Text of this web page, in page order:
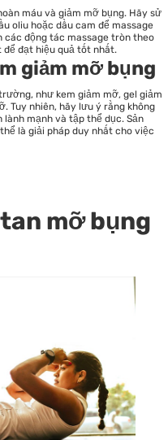
máu và giảm mỡ bụng. Hãy sử
oliu hoặc dầu cam để massage
các động tác massage tròn theo
để đạt hiệu quả tốt nhất.
giảm mỡ bụng
như kem giảm mỡ, gel giảm
Tuy nhiên, hãy lưu ý rằng không
mạnh và tập thể dục. Sản
là giải pháp duy nhất cho việc
mỡ bụng